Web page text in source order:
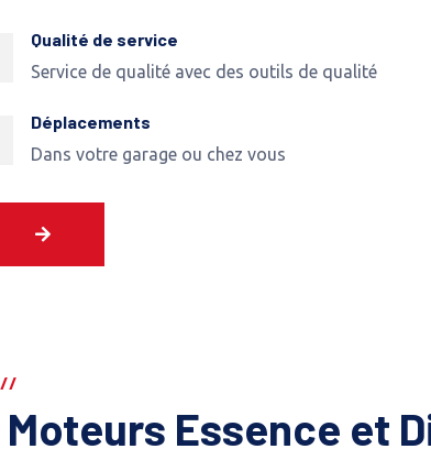
Qualité de service
Service de qualité avec des outils de qualité
Déplacements
Dans votre garage ou chez vous
//
Essence et